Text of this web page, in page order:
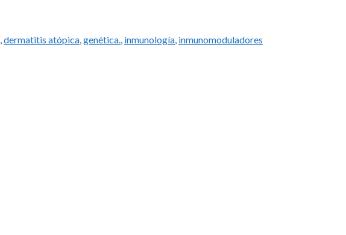
,dermatitis atópica,genética., inmunología, inmunomoduladores